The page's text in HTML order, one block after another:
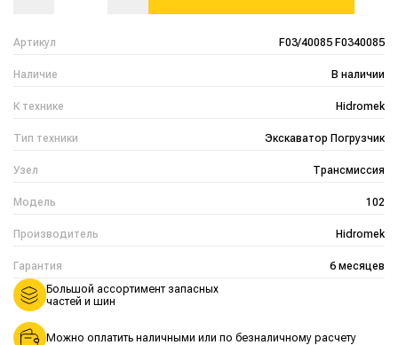
Артикул F03/40085 F0340085
Наличие В наличии
К технике Hidromek
Тип техники Экскаватор Погрузчик
Узел Трансмиссия
Модель 102
Производитель Hidromek
Гарантия 6 месяцев
Большой ассортимент запасных
частей и шин
Можно оплатить наличными или по безналичному расчету